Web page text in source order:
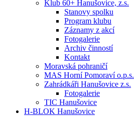
Klub 60+ Hanušovice, z.s.
Stanovy spolku
Program klubu
Záznamy z akcí
Fotogalerie
Archiv činností
Kontakt
Moravská pohraničí
MAS Horní Pomoraví o.p.s.
Zahrádkáři Hanušovice z.s.
Fotogalerie
TIC Hanušovice
H-BLOK Hanušovice